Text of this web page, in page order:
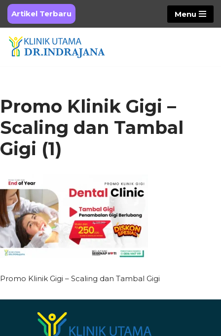
Skip
to
content
Artikel Terbaru Menu
Promo Klinik Gigi –
Scaling dan Tambal
Gigi (1)
Promo Klinik Gigi – Scaling dan Tambal Gigi